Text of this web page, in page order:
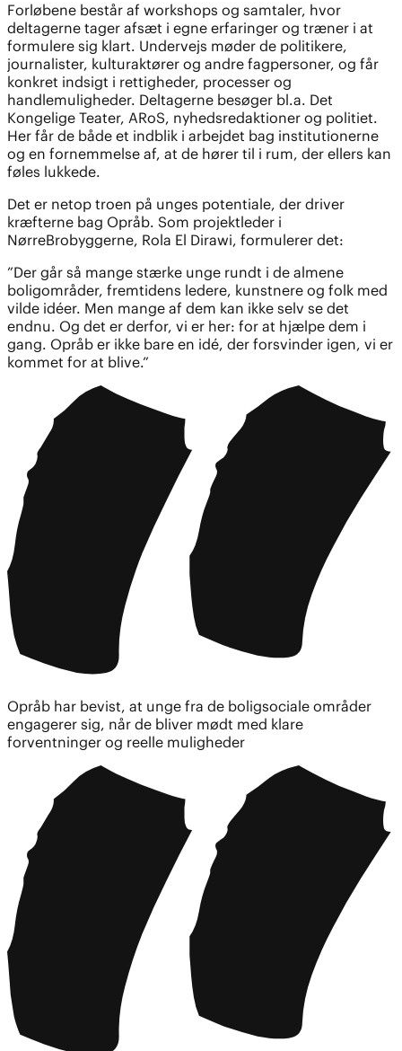
Forløbene består af workshops og samtaler, hvor
deltagerne tager afsæt i egne erfaringer og træner i at
formulere sig klart. Undervejs møder de politikere,
journalister, kulturaktører og andre fagpersoner, og får
konkret indsigt i rettigheder, processer og
handlemuligheder. Deltagerne besøger bl.a. Det
Kongelige Teater, ARoS, nyhedsredaktioner og politiet.
Her får de både et indblik i arbejdet bag institutionerne
og en fornemmelse af, at de hører til i rum, der ellers kan
føles lukkede.
Det er netop troen på unges potentiale, der driver
kræfterne bag Opråb. Som projektleder i
NørreBrobyggerne, Rola El Dirawi, formulerer det:
”Der går så mange stærke unge rundt i de almene
boligområder, fremtidens ledere, kunstnere og folk med
vilde idéer. Men mange af dem kan ikke selv se det
endnu. Og det er derfor, vi er her: for at hjælpe dem i
gang. Opråb er ikke bare en idé, der forsvinder igen, vi er
kommet for at blive.”
Opråb har bevist, at unge fra de boligsociale områder
engagerer sig, når de bliver mødt med klare
forventninger og reelle muligheder